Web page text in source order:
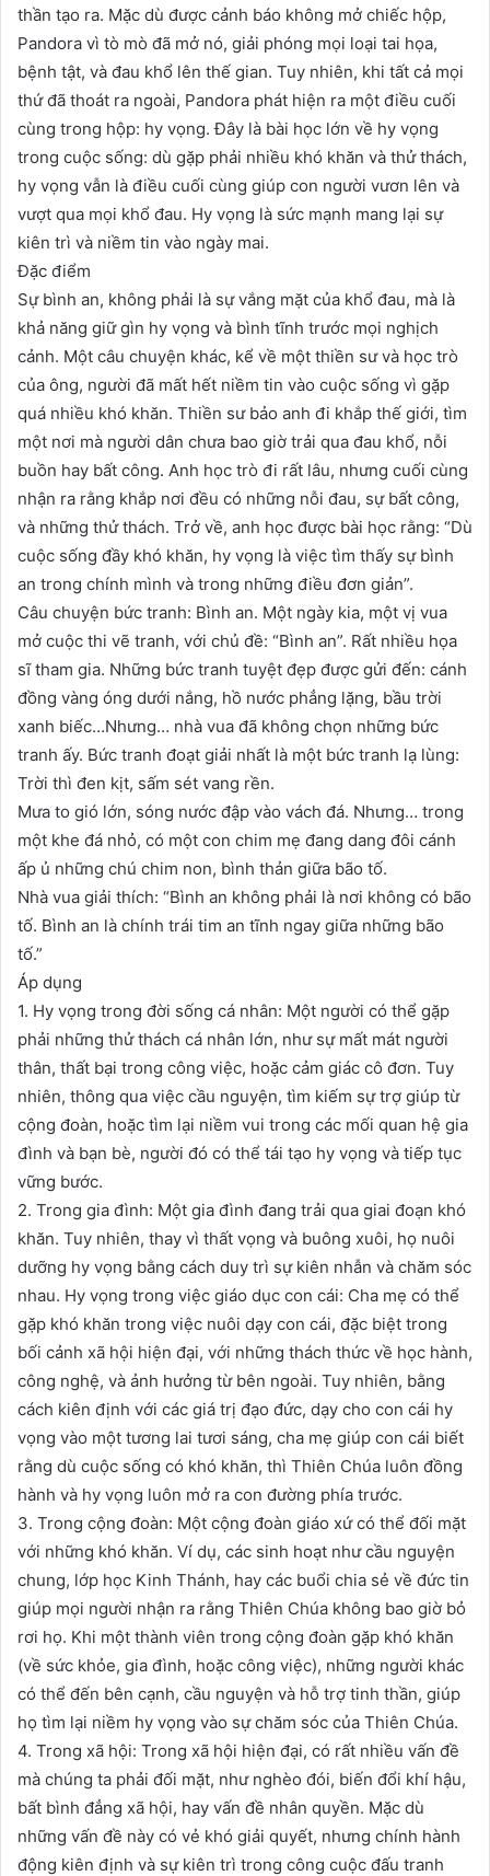
thần tạo ra. Mặc dù được cảnh báo không mở chiếc hộp,
Pandora vì tò mò đã mở nó, giải phóng mọi loại tai họa,
bệnh tật, và đau khổ lên thế gian. Tuy nhiên, khi tất cả mọi
thứ đã thoát ra ngoài, Pandora phát hiện ra một điều cuối
cùng trong hộp: hy vọng. Đây là bài học lớn về hy vọng
trong cuộc sống: dù gặp phải nhiều khó khăn và thử thách,
hy vọng vẫn là điều cuối cùng giúp con người vươn lên và
vượt qua mọi khổ đau. Hy vọng là sức mạnh mang lại sự
kiên trì và niềm tin vào ngày mai.
Đặc điểm
Sự bình an, không phải là sự vắng mặt của khổ đau, mà là
khả năng giữ gìn hy vọng và bình tĩnh trước mọi nghịch
cảnh. Một câu chuyện khác, kể về một thiền sư và học trò
của ông, người đã mất hết niềm tin vào cuộc sống vì gặp
quá nhiều khó khăn. Thiền sư bảo anh đi khắp thế giới, tìm
một nơi mà người dân chưa bao giờ trải qua đau khổ, nỗi
buồn hay bất công. Anh học trò đi rất lâu, nhưng cuối cùng
nhận ra rằng khắp nơi đều có những nỗi đau, sự bất công,
và những thử thách. Trở về, anh học được bài học rằng: “Dù
cuộc sống đầy khó khăn, hy vọng là việc tìm thấy sự bình
an trong chính mình và trong những điều đơn giản”.
Câu chuyện bức tranh: Bình an. Một ngày kia, một vị vua
mở cuộc thi vẽ tranh, với chủ đề: “Bình an”. Rất nhiều họa
sĩ tham gia. Những bức tranh tuyệt đẹp được gửi đến: cánh
đồng vàng óng dưới nắng, hồ nước phẳng lặng, bầu trời
xanh biếc…Nhưng… nhà vua đã không chọn những bức
tranh ấy. Bức tranh đoạt giải nhất là một bức tranh lạ lùng:
Trời thì đen kịt, sấm sét vang rền.
Mưa to gió lớn, sóng nước đập vào vách đá. Nhưng… trong
một khe đá nhỏ, có một con chim mẹ đang dang đôi cánh
ấp ủ những chú chim non, bình thản giữa bão tố.
Nhà vua giải thích: “Bình an không phải là nơi không có bão
tố. Bình an là chính trái tim an tĩnh ngay giữa những bão
tố.”
Áp dụng
1. Hy vọng trong đời sống cá nhân: Một người có thể gặp
phải những thử thách cá nhân lớn, như sự mất mát người
thân, thất bại trong công việc, hoặc cảm giác cô đơn. Tuy
nhiên, thông qua việc cầu nguyện, tìm kiếm sự trợ giúp từ
cộng đoàn, hoặc tìm lại niềm vui trong các mối quan hệ gia
đình và bạn bè, người đó có thể tái tạo hy vọng và tiếp tục
vững bước.
2. Trong gia đình: Một gia đình đang trải qua giai đoạn khó
khăn. Tuy nhiên, thay vì thất vọng và buông xuôi, họ nuôi
dưỡng hy vọng bằng cách duy trì sự kiên nhẫn và chăm sóc
nhau. Hy vọng trong việc giáo dục con cái: Cha mẹ có thể
gặp khó khăn trong việc nuôi dạy con cái, đặc biệt trong
bối cảnh xã hội hiện đại, với những thách thức về học hành,
công nghệ, và ảnh hưởng từ bên ngoài. Tuy nhiên, bằng
cách kiên định với các giá trị đạo đức, dạy cho con cái hy
vọng vào một tương lai tươi sáng, cha mẹ giúp con cái biết
rằng dù cuộc sống có khó khăn, thì Thiên Chúa luôn đồng
hành và hy vọng luôn mở ra con đường phía trước.
3. Trong cộng đoàn: Một cộng đoàn giáo xứ có thể đối mặt
với những khó khăn. Ví dụ, các sinh hoạt như cầu nguyện
chung, lớp học Kinh Thánh, hay các buổi chia sẻ về đức tin
giúp mọi người nhận ra rằng Thiên Chúa không bao giờ bỏ
rơi họ. Khi một thành viên trong cộng đoàn gặp khó khăn
(về sức khỏe, gia đình, hoặc công việc), những người khác
có thể đến bên cạnh, cầu nguyện và hỗ trợ tinh thần, giúp
họ tìm lại niềm hy vọng vào sự chăm sóc của Thiên Chúa.
4. Trong xã hội: Trong xã hội hiện đại, có rất nhiều vấn đề
mà chúng ta phải đối mặt, như nghèo đói, biến đổi khí hậu,
bất bình đẳng xã hội, hay vấn đề nhân quyền. Mặc dù
những vấn đề này có vẻ khó giải quyết, nhưng chính hành
động kiên định và sự kiên trì trong công cuộc đấu tranh